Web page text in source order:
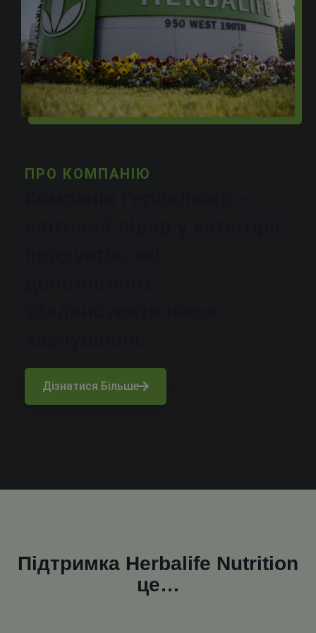
ПРО КОМПАНІЮ
Дізнатися Більше
Підтримка Herbalife Nutrition
це…